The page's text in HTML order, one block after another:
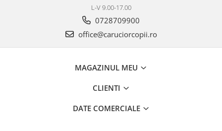
Leagane / Balansoare / Sezlonguri
Trambuline copii
L-V 9.00-17.00
0728709900
office@caruciorcopii.ro
MAGAZINUL MEU
CLIENTI
DATE COMERCIALE